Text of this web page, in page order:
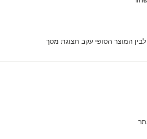
המוצר הסופי עקב תצוגת מסך